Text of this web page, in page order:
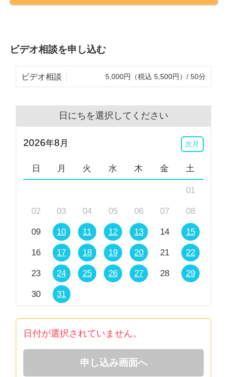
ビデオ相談を申し込む
ビデオ相談 5,000円（税込 5,500円）/ 50分
日にちを選択してください
2026年8 月 次月
日 月 火 水 木 金 土
01
02 03 04 05 06 07 08
09 10 11 12 13 14 15
16 17 18 19 20 21 22
23 24 25 26 27 28 29
30 31
日付が選択されていません。
申し込み画面へ